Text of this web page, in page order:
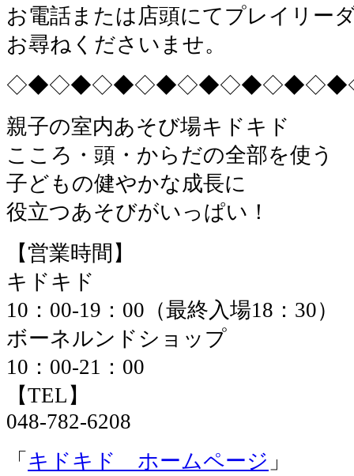
お電話または店頭にてプレイリー
お尋ねくださいませ。
親子の室内あそび場キドキド
こころ・頭・からだの全部を使う
子どもの健やかな成長に
役立つあそびがいっぱい！
【営業時間】
キドキド
10：00-19：00（最終入場18：30）
ボーネルンドショップ
10：00-21：00
【TEL】
048-782-6208
「 キドキド ホームページ 」